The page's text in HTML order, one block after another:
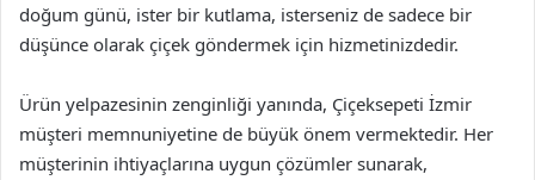
doğum günü, ister bir kutlama, isterseniz de sadece bir
düşünce olarak çiçek göndermek için hizmetinizdedir.
Ürün yelpazesinin zenginliği yanında, Çiçeksepeti İzmir
müşteri memnuniyetine de büyük önem vermektedir. Her
müşterinin ihtiyaçlarına uygun çözümler sunarak,